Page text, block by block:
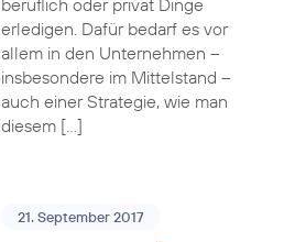
beruflich oder privat Dinge
erledigen. Dafür bedarf es vor
allem in den Unternehmen –
insbesondere im Mittelstand –
auch einer Strategie, wie man
diesem […]
21. September 2017